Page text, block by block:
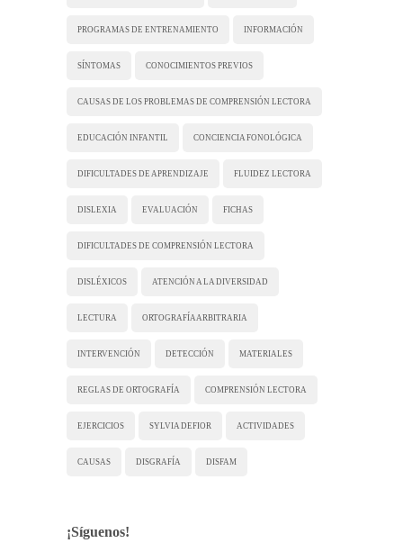
PROGRAMAS DE ENTRENAMIENTO INFORMACIÓN
SÍNTOMAS CONOCIMIENTOS PREVIOS
CAUSAS DE LOS PROBLEMAS DE COMPRENSIÓN LECTORA
EDUCACIÓN INFANTIL CONCIENCIA FONOLÓGICA
DIFICULTADES DE APRENDIZAJE FLUIDEZ LECTORA
DISLEXIA EVALUACIÓN FICHAS
DIFICULTADES DE COMPRENSIÓN LECTORA
DISLÉXICOS ATENCIÓN A LA DIVERSIDAD
LECTURA ORTOGRAFÍA ARBITRARIA
INTERVENCIÓN DETECCIÓN MATERIALES
REGLAS DE ORTOGRAFÍA COMPRENSIÓN LECTORA
EJERCICIOS SYLVIA DEFIOR ACTIVIDADES
CAUSAS DISGRAFÍA DISFAM
¡Síguenos!